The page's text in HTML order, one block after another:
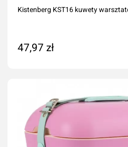
Kistenberg KST16 kuwety
47,97 zł